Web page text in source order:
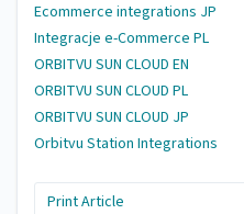
Ecommerce integrations JP
Integracje e-Commerce PL
ORBITVU SUN CLOUD EN
ORBITVU SUN CLOUD PL
ORBITVU SUN CLOUD JP
Orbitvu Station Integrations
Print Article